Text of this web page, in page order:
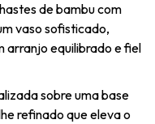
de bambu com
vaso sofisticado,
arranjo equilibrado e fiel
sobre uma base
refinado que eleva o